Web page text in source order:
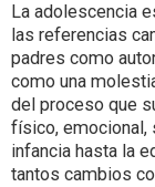
La adolescencia
las referencias
padres como
como una
del proceso que
físico, emocional,
infancia hasta la
tantos cambios